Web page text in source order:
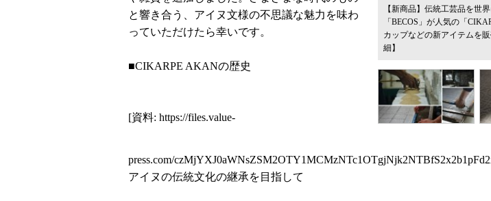
【新商品】伝統工芸品を世
「BECOS」が人気の「
カップなどの新アイテムを販
細】
と響き合う、アイヌ文様の不思議な魅力を味わ
っていただけたら幸いです。
■CIKARPE AKANの歴史
[資料: https://files.value-
press.com/
アイヌの伝統文化の継承を目指して